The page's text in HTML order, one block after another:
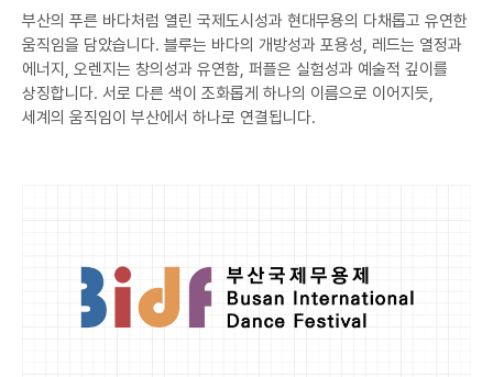
부산의 푸른 바다처럼 열린 국제도시성과 현대무용의 다채롭고 유연한
움직임을 담았습니다. 블루는 바다의 개방성과 포용성, 레드는 열정과
에너지, 오렌지는 창의성과 유연함, 퍼플은 실험성과 예술적 깊이를
상징합니다. 서로 다른 색이 조화롭게 하나의 이름으로 이어지듯,
세계의 움직임이 부산에서 하나로 연결됩니다.